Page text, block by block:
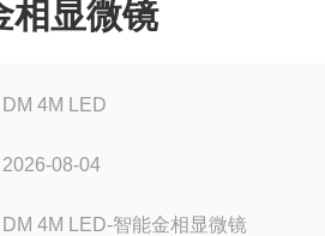
相显微镜
DM 4M LED
2026-08-04
DM 4M LED-智能金相显微镜